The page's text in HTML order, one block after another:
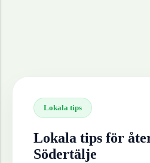
Lokala tips
Lokala tips för
Södertälje